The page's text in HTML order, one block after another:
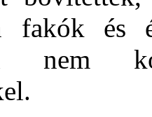
fakók és
nem